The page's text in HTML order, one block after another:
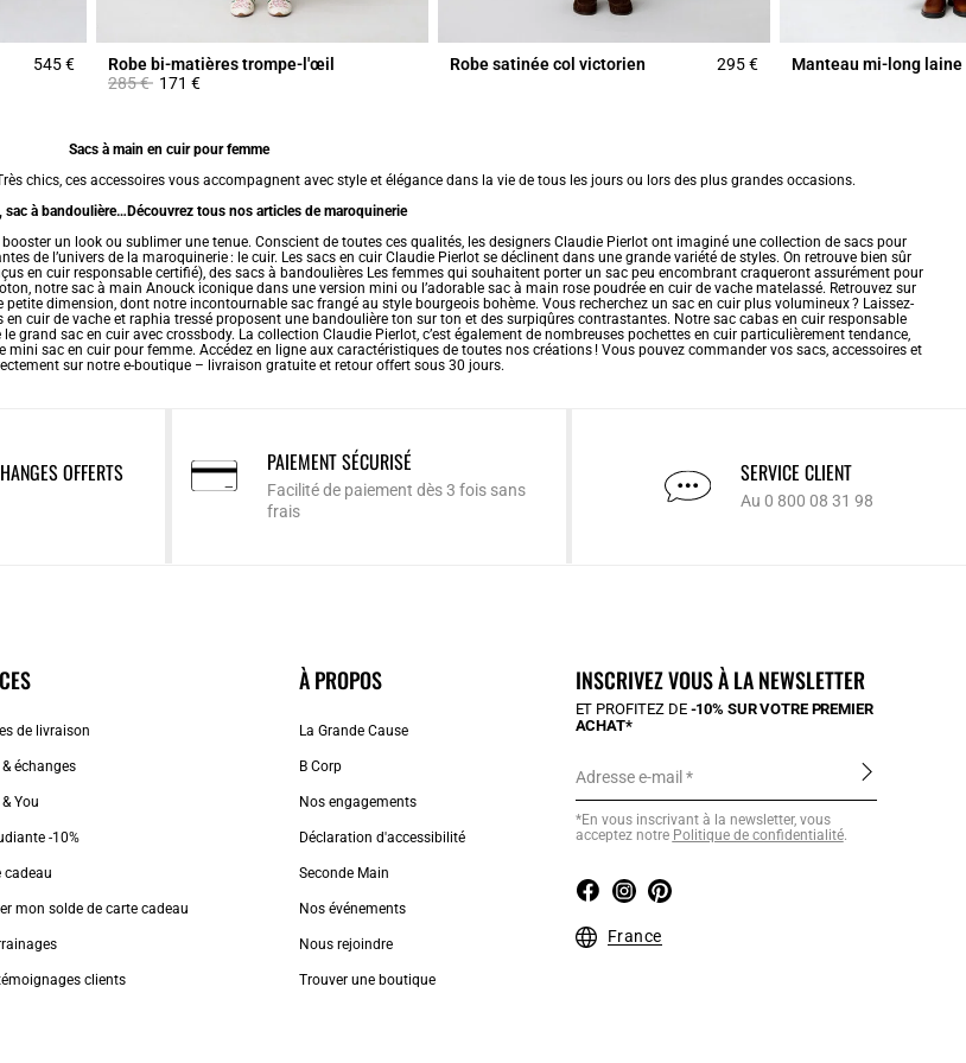
545 €
Robe bi-matières trompe-l'œil
Prix réduit à partir de
285 €à171 €
Robe satinée col victorien 295 € Manteau mi-long
Sacs à main en cuir pour femme
chics, ces accessoires vous accompagnent avec style et élégance dans la vie de tous les jours ou lors des plus grandes occasions.
sac à bandoulière…Découvrez tous nos articles de maroquinerie
un look ou sublimer une tenue. Conscient de toutes ces qualités, les designers Claudie Pierlot ont imaginé une collection de sacs pour
de l’univers de la maroquinerie : le cuir. Les sacs en cuir Claudie Pierlot se déclinent dans une grande variété de styles. On retrouve bien sûr
en cuir responsable certifié), des sacs à bandoulières Les femmes qui souhaitent porter un sac peu encombrant craqueront assurément pour
notre sac à main Anouck iconique dans une version mini ou l’adorable sac à main rose poudrée en cuir de vache matelassé. Retrouvez sur
dimension, dont notre incontournable sac frangé au style bourgeois bohème. Vous recherchez un sac en cuir plus volumineux ? Laissez-
cuir de vache et raphia tressé proposent une bandoulière ton sur ton et des surpiqûres contrastantes. Notre sac cabas en cuir responsable
sac en cuir avec crossbody. La collection Claudie Pierlot, c’est également de nombreuses pochettes en cuir particulièrement tendance,
mini sac en cuir pour femme. Accédez en ligne aux caractéristiques de toutes nos créations ! Vous pouvez commander vos sacs, accessoires et
sur notre e-boutique – livraison gratuite et retour offert sous 30 jours.
OFFERTS PAIEMENT SÉCURISÉ
Facilité de paiement dès 3 fois sans
frais
SERVICE CLIENT
Au 0 800 08 31 98
de livraison
échanges
You
-10%
cadeau
mon solde de carte cadeau
clients
À PROPOS
La Grande Cause
B Corp
Nos engagements
Déclaration d'accessibilité
Seconde Main
Nos événements
Nous rejoindre
Trouver une boutique
INSCRIVEZ VOUS À LA NEWSLETTER
ET PROFITEZ DE -10% SUR VOTRE PREMIER
ACHAT*
Adresse e-mail
*En vous inscrivant à la newsletter, vous
acceptez notre Politique de confidentialité.
France